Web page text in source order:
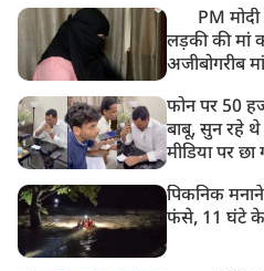
PM
लड़की की मां
अजीबोगरीब
फोन पर 50
बाबू, सुन रहे थे
मीडिया पर छा
पिकनिक
फंसे, 11 घंटे के